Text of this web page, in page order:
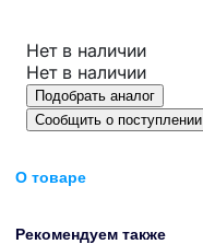
Нет в наличии
Нет в наличии
Подобрать аналог
Сообщить о поступлении
О товаре
Рекомендуем также